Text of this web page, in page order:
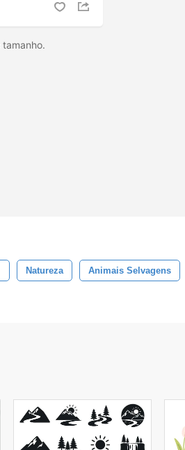
Natureza Animais Selvagens